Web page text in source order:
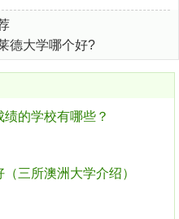
德大学哪个好?
的学校有哪些？
三所澳洲大学介绍）